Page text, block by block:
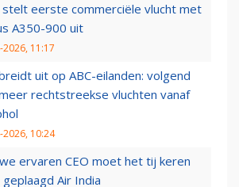
stelt eerste commerciële vlucht met
A350-900 uit
2026, 11:17
uit op ABC-eilanden: volgend
rechtstreekse vluchten vanaf
2026, 10:24
ervaren CEO moet het tij keren
Air India